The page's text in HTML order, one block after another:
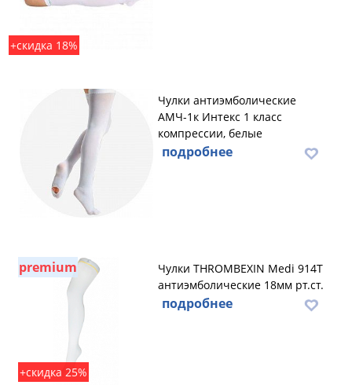
+скидка 18%
Чулки антиэмболические
АМЧ-1к Интекс 1 класс
компрессии, белые
подробнее
premium
+скидка 25%
Чулки THROMBEXIN Medi 914T
антиэмболические 18мм рт.ст.
подробнее